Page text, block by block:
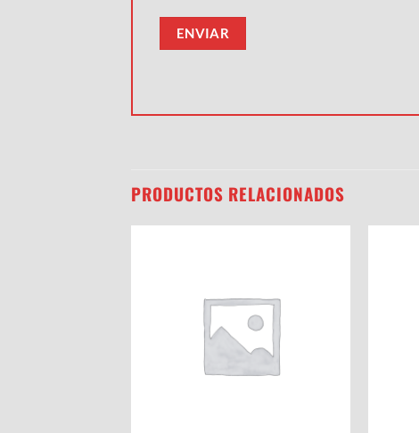
PRODUCTOS RELACIONADOS